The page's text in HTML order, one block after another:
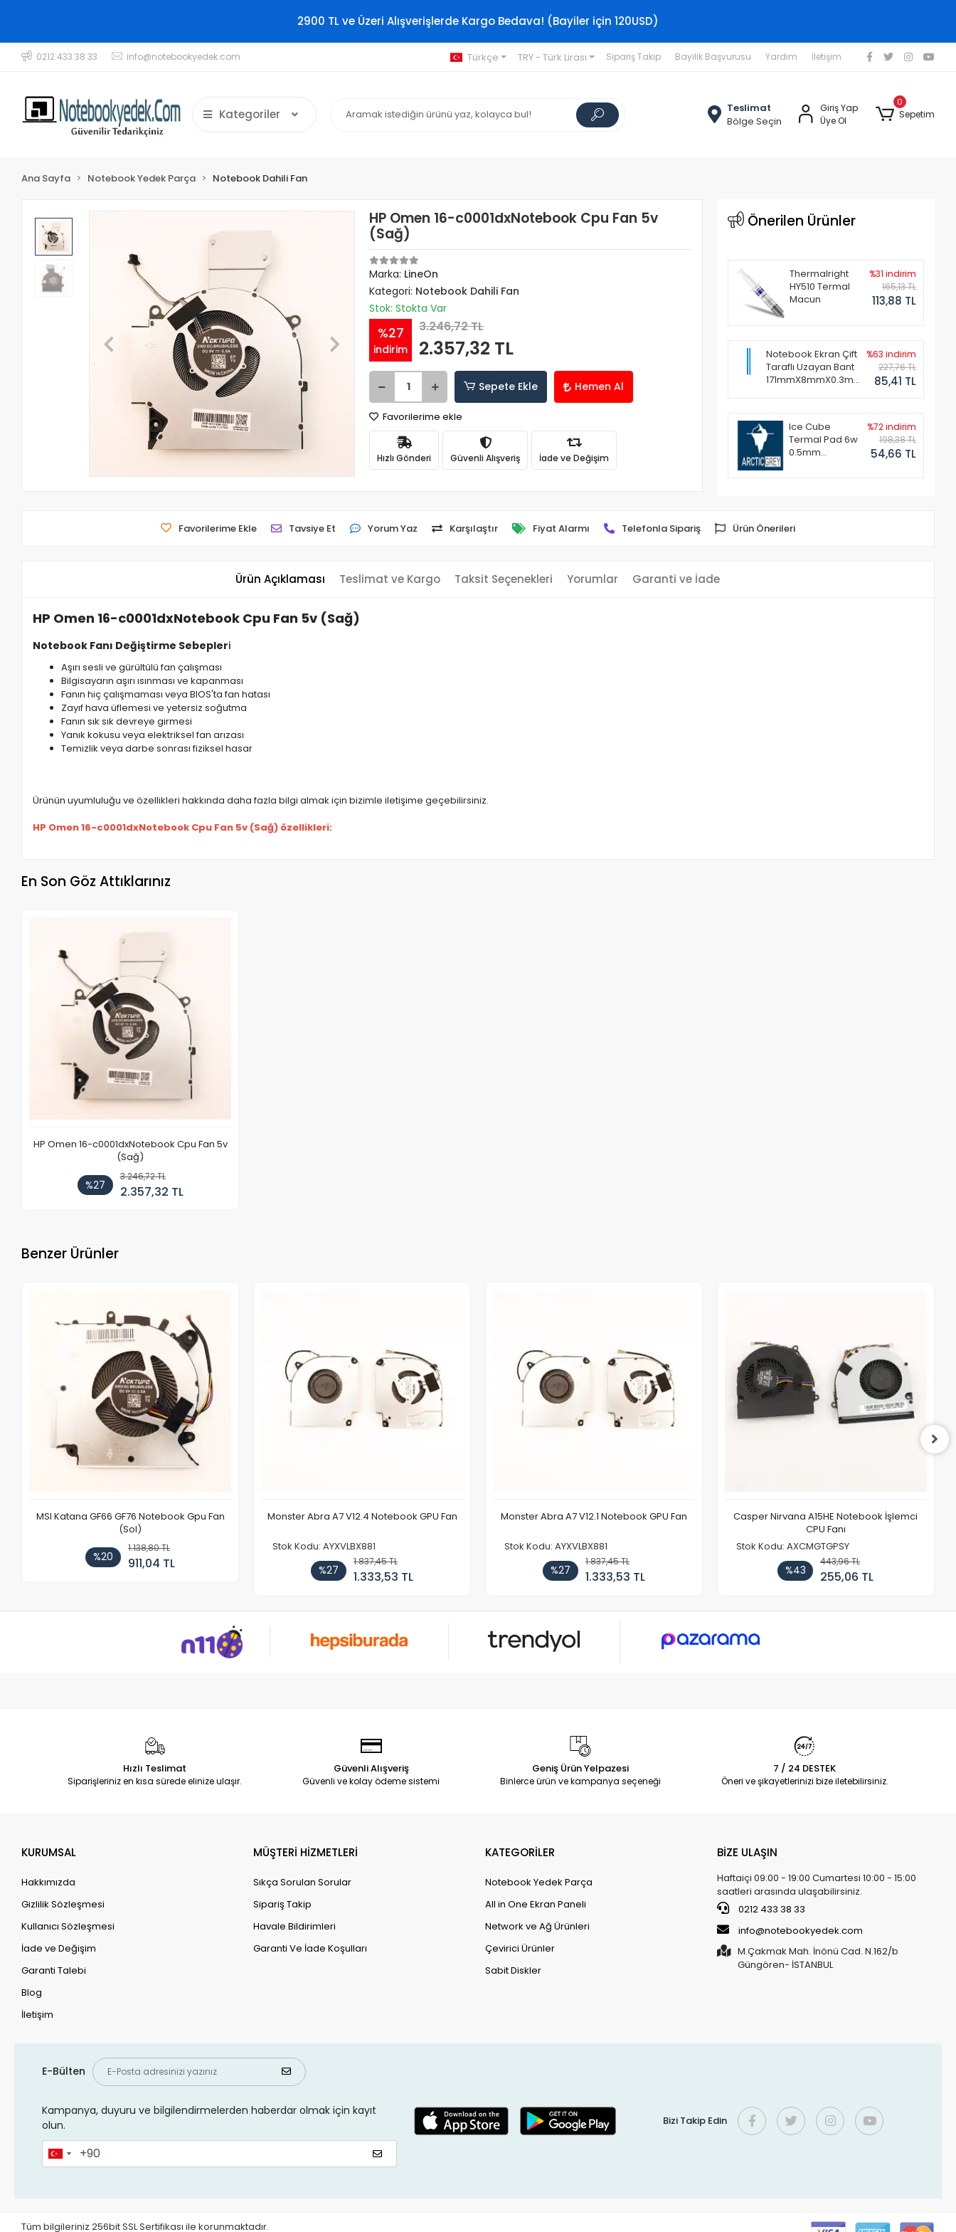
2900 TL ve Üzeri Alışverişlerde Kargo Bedava! (Bayiler için 120USD)
0212 433 38 33 info@notebookyedek.com Türkçe TRY - Türk Lirası Sipariş Takip Bayilik Başvurusu Yardım İletişim
Kategoriler
Teslimat
Bölge Seçin
Giriş Yap
Üye Ol
0
Sepetim
Ana Sayfa Notebook Yedek Parça Notebook Dahili Fan
HP Omen 16-c0001dxNotebook Cpu Fan 5v
(Sağ)
Marka: LineOn
Kategori: Notebook Dahili Fan
Stok: Stokta Var
%27
indirim
3.246,72 TL
2.357,32 TL
Sepete Ekle Hemen Al
Favorilerime ekle
Hızlı Gönderi Güvenli Alışveriş İade ve Değişim
Önerilen Ürünler
Thermalright
HY510 Termal
Macun
%31 indirim
165,13 TL
113,88 TL
Notebook Ekran Çift
Taraflı Uzayan Bant
171mmX8mmX0.3mm
%63 indirim
227,76 TL
85,41 TL
Ice Cube
Termal Pad 6w
0.5mm
%72 indirim
198,38 TL
54,66 TL
Favorilerime Ekle Tavsiye Et Yorum Yaz Karşılaştır Fiyat Alarmı Telefonla Sipariş Ürün Önerileri
Ürün Açıklaması Teslimat ve Kargo Taksit Seçenekleri Yorumlar Garanti ve İade
HP Omen 16-c0001dxNotebook Cpu Fan 5v (Sağ)
Notebook Fanı Değiştirme Sebepleri
Aşırı sesli ve gürültülü fan çalışması
Bilgisayarın aşırı ısınması ve kapanması
Fanın hiç çalışmaması veya BIOS'ta fan hatası
Zayıf hava üflemesi ve yetersiz soğutma
Fanın sık sık devreye girmesi
Yanık kokusu veya elektriksel fan arızası
Temizlik veya darbe sonrası fiziksel hasar
Ürünün uyumluluğu ve özellikleri hakkında daha fazla bilgi almak için bizimle iletişime geçebilirsiniz.
HP Omen 16-c0001dxNotebook Cpu Fan 5v (Sağ) özellikleri:
En Son Göz Attıklarınız
HP Omen 16-c0001dxNotebook Cpu Fan 5v
(Sağ)
%27
3.246,72 TL
2.357,32 TL
Benzer Ürünler
MSI Katana GF66 GF76 Notebook Gpu Fan
(Sol)
%20
1.138,80 TL
911,04 TL
Monster Abra A7 V12.4 Notebook GPU Fan
Stok Kodu: AYXVLBX881
%27
1.837,45 TL
1.333,53 TL
Monster Abra A7 V12.1 Notebook GPU Fan
Stok Kodu: AYXVLBX881
%27
1.837,45 TL
1.333,53 TL
Casper Nirvana A15HE Notebook İşlemci
CPU Fanı
Stok Kodu: AXCMGTGPSY
%43
443,96 TL
255,06 TL
Hızlı Teslimat
Siparişleriniz en kısa sürede elinize ulaşır.
Güvenli Alışveriş
Güvenli ve kolay ödeme sistemi
Geniş Ürün Yelpazesi
Binlerce ürün ve kampanya seçeneği
7 / 24 DESTEK
Öneri ve şikayetlerinizi bize iletebilirsiniz.
KURUMSAL
Hakkımızda
Gizlilik Sözleşmesi
Kullanıcı Sözleşmesi
İade ve Değişim
Garanti Talebi
Blog
İletişim
MÜŞTERİ HİZMETLERİ
Sıkça Sorulan Sorular
Sipariş Takip
Havale Bildirimleri
Garanti Ve İade Koşulları
KATEGORİLER
Notebook Yedek Parça
All in One Ekran Paneli
Network ve Ağ Ürünleri
Çevirici Ürünler
Sabit Diskler
BİZE ULAŞIN
Haftaiçi 09:00 - 19:00 Cumartesi 10:00 - 15:00
saatleri arasında ulaşabilirsiniz.
0212 433 38 33
info@notebookyedek.com
M.Çakmak Mah. İnönü Cad. N.162/b
Güngören- İSTANBUL
E-Bülten
Kampanya, duyuru ve bilgilendirmelerden haberdar olmak için kayıt
olun.
Bizi Takip Edin
Tüm bilgileriniz 256bit SSL Sertifikası ile korunmaktadır.